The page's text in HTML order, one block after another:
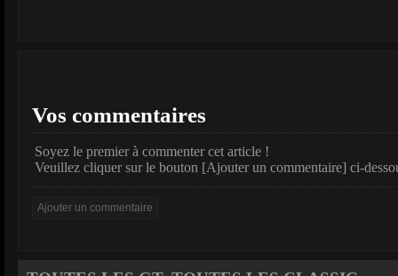
Vos commentaires
Soyez le premier à commenter cet article !
Veuillez cliquer sur le bouton [Ajouter un commentaire] ci-